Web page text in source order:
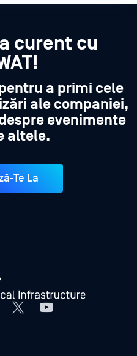
curent cu
a primi cele
ale companiei,
evenimente
altele.
Te La